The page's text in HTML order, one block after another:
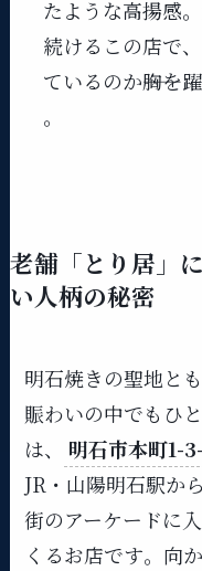
たような高揚感
続けるこの店で
ているのか――胸
。
老舗「とり居」
い人柄の秘密
明石焼きの聖地と
賑わいの中でもひ
は、
明石市本町1-
JR・山陽明石駅か
街のアーケードに
くるお店です​。向